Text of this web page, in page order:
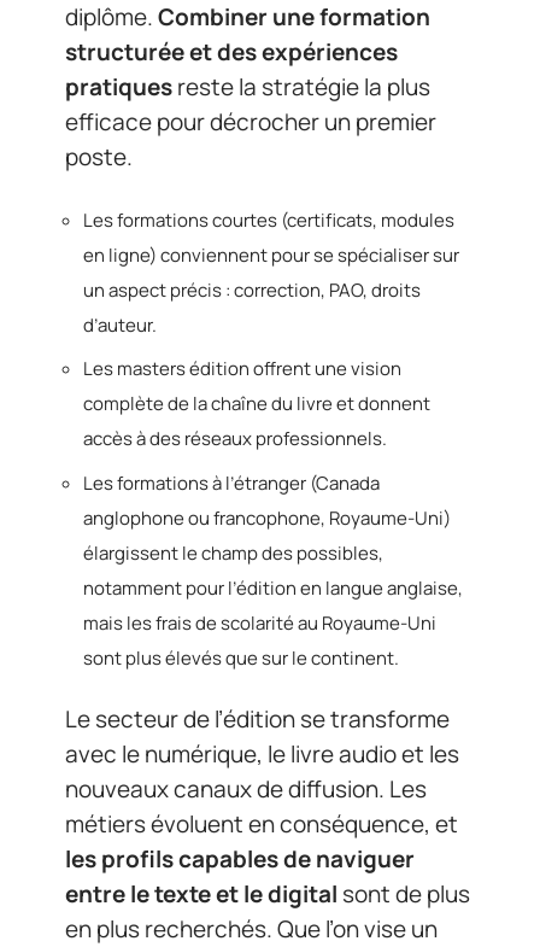
diplôme.Combiner une formation
structurée et des expériences
pratiquesreste la stratégie la plus
efficace pour décrocher un premier
poste.
Les formations courtes (certificats, modules
en ligne) conviennent pour se spécialiser sur
un aspect précis : correction, PAO, droits
d’auteur.
Les masters édition offrent une vision
complète de la chaîne du livre et donnent
accès à des réseaux professionnels.
Les formations à l’étranger (Canada
anglophone ou francophone, Royaume-Uni)
élargissent le champ des possibles,
notamment pour l’édition en langue anglaise,
mais les frais de scolarité au Royaume-Uni
sont plus élevés que sur le continent.
Le secteur de l’édition se transforme
avec le numérique, le livre audio et les
nouveaux canaux de diffusion. Les
métiers évoluent en conséquence, et
les profils capables de naviguer
entre le texte et le digital sont de plus
en plus recherchés. Que l’on vise un